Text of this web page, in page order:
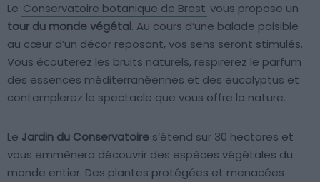
Le Conservatoire botanique de Brest vous propose un
tour du monde végétal. Au cours d’une balade paisible
au cœur d’un décor reposant, vos sens seront stimulés.
Vous écouterez les bruits naturels, respirerez le parfum
des essences méditerranéennes et des eucalyptus et
contemplerez le spectacle que vous offre la nature.
Le Jardin du Conservatoire s’étend sur 30 hectares et
vous emmènera découvrir des espèces végétales du
monde entier. Des plantes protégées et menacées